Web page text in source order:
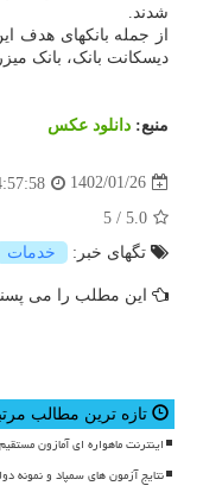
شدند.
از جمله بانکهای هدف
دیسکانت بانک، بانک
منبع: دانلود عكس
1402/01/26
5.0
/
5
تگهای خبر:
خدمات
این مطلب را می
تازه ترین مطالب
اینترنت ماهواره ای آمازون
نتایج آزمون های سمپاد و نمونه